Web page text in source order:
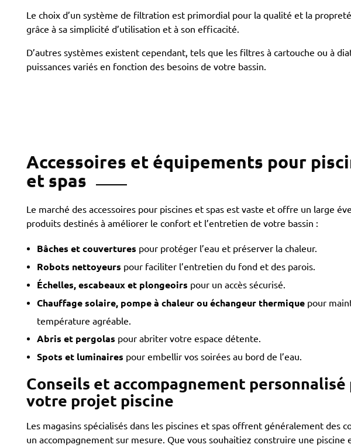
Le choix d’un système de filtration est primordial pour la qualité et la
grâce à sa simplicité d’utilisation et à son efficacité.
D’autres systèmes existent cependant, tels que les filtres à cartouche ou à
puissances variés en fonction des besoins de votre bassin.
Accessoires et équipements pour
et spas
Le marché des accessoires pour piscines et spas est vaste et offre un large
produits destinés à améliorer le confort et l’entretien de votre bassin :
Bâches et couvertures pour protéger l’eau et préserver la chaleur.
Robots nettoyeurs pour faciliter l’entretien du fond et des parois.
Échelles, escabeaux et plongeoirs pour un accès sécurisé.
Chauffage solaire, pompe à chaleur ou échangeur thermiquepour
température agréable.
Abris et pergolas pour abriter votre espace détente.
Spots et luminaires pour embellir vos soirées au bord de l’eau.
Conseils et accompagnement personnalisé
votre projet piscine
Les magasins spécialisés dans les piscines et spas offrent généralement des
un accompagnement sur mesure. Que vous souhaitiez construire une piscine
Spas